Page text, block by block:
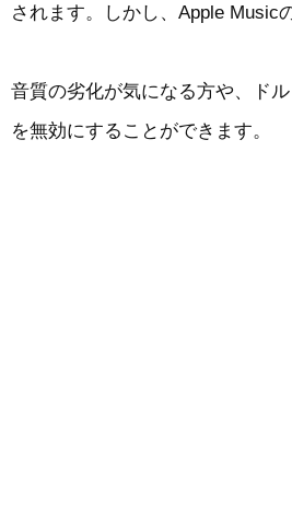
されます。しかし、Apple Music
音質の劣化が気になる方や、ド
を無効にすることができます。